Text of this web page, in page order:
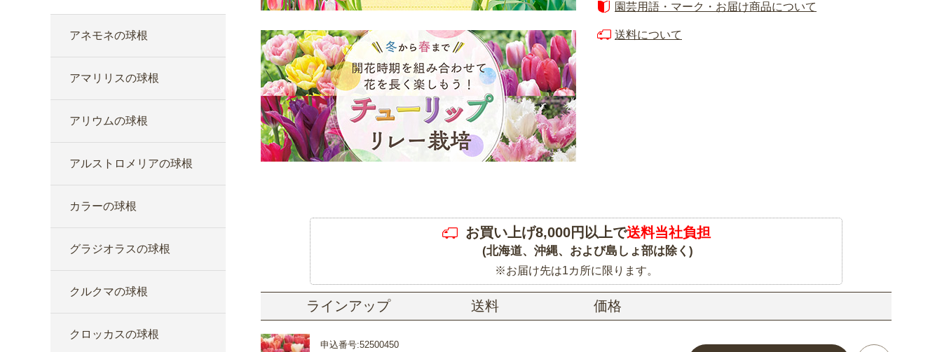
アネモネの球根
アマリリスの球根
アリウムの球根
アルストロメリアの球根
カラーの球根
グラジオラスの球根
クルクマの球根
クロッカスの球根
園芸用語・マーク・お届け商品について
送料について
お買い上げ8,000円以上で送料当社負担
(北海道、沖縄、および島しょ部は除く)
※お届け先は1カ所に限ります。
ラインアップ 送料 価格
申込番号:52500450